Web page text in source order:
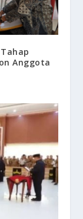
Anggota